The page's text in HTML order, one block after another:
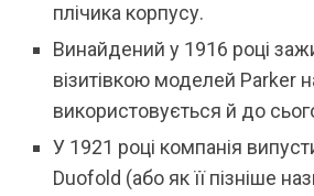
плічика корпусу.
Винайдений у 1916 році
візитівкою моделей Parker
використовується й до
У 1921 році компанія
Duofold (або як її пізніше